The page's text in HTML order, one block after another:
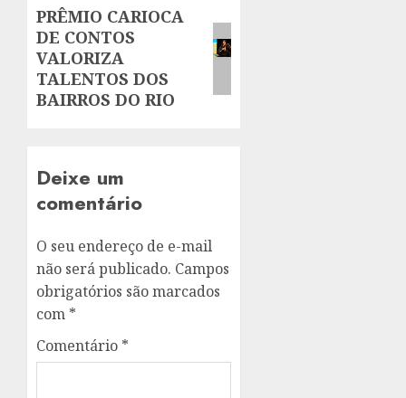
Next
post:
PRÊMIO CARIOCA
DE CONTOS
VALORIZA
TALENTOS DOS
BAIRROS DO RIO
Deixe um
comentário
O seu endereço de e-mail
não será publicado. Campos
obrigatórios são marcados
com *
Comentário *